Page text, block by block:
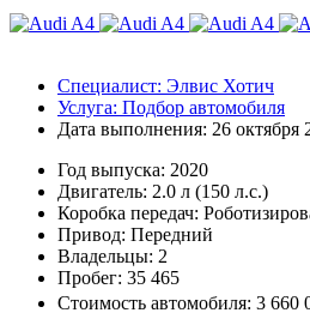
Специалист: Элвис Хотич
Услуга: Подбор автомобиля
Дата выполнения: 26 октября
Год выпуска: 2020
Двигатель: 2.0 л (150 л.с.)
Коробка передач:
Привод: Передний
Владельцы: 2
Пробег: 35 465
Стоимость автомобиля: 3 660